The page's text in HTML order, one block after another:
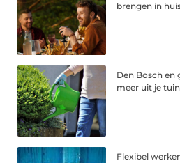
brengen in
Den Bosch en
meer uit je tuin
Flexibel